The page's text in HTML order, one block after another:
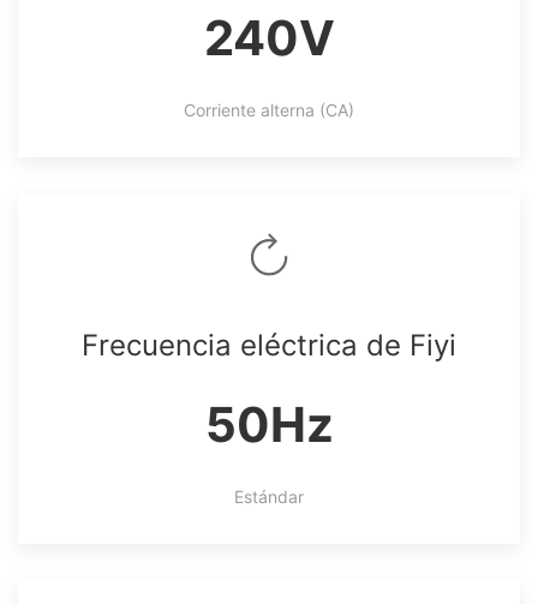
240V
Corriente alterna (CA)
Frecuencia eléctrica de Fiyi
50Hz
Estándar